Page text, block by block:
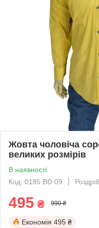
Жовта чоловіча
великих розмірів
В наявності
Код: 0185 BD 09
Роздріб
495 ₴ 990 ₴
Економія 495 ₴